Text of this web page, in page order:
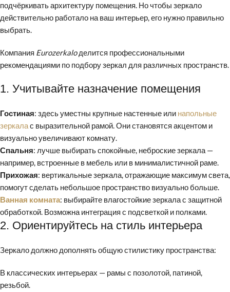
подчёркивать архитектуру помещения. Но чтобы зеркало
действительно работало на ваш интерьер, его нужно правильно
выбрать.
Компания Eurozerkaloделится профессиональными
рекомендациями по подбору зеркал для различных пространств.
1. Учитывайте назначение помещения
Гостиная: здесь уместны крупные настенные или напольные
зеркалас выразительной рамой. Они становятся акцентом и
визуально увеличивают комнату.
Спальня: лучше выбирать спокойные, неброские зеркала —
например, встроенные в мебель или в минималистичной раме.
Прихожая: вертикальные зеркала, отражающие максимум света,
помогут сделать небольшое пространство визуально больше.
Ванная комната: выбирайте влагостойкие зеркала с защитной
обработкой. Возможна интеграция с подсветкой и полками.
2. Ориентируйтесь на стиль интерьера
Зеркало должно дополнять общую стилистику пространства:
В классических интерьерах — рамы с позолотой, патиной,
резьбой.